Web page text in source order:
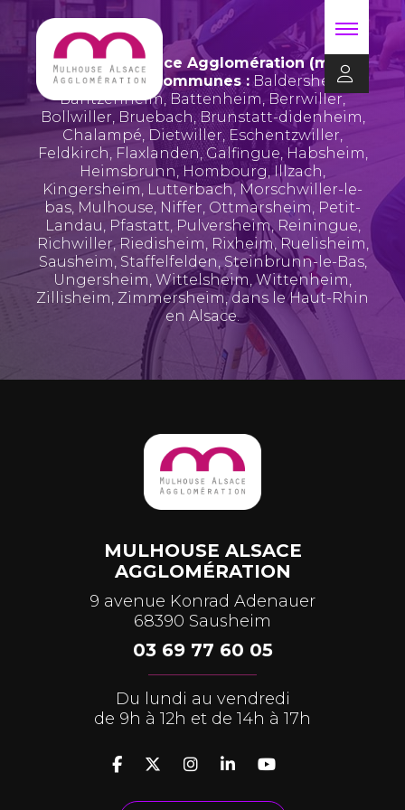
Mulhouse Alsace Agglomération (m2A)
regroupe 39 communes : Baldersheim,
Bantzenheim, Battenheim, Berrwiller,
Bollwiller, Bruebach,Brunstatt-didenheim,
Chalampé, Dietwiller, Eschentzwiller,
Feldkirch, Flaxlanden,Galfingue, Habsheim,
Heimsbrunn, Hombourg,Illzach,
Kingersheim, Lutterbach, Morschwiller-le-
bas, Mulhouse, Niffer, Ottmarsheim, Petit-
Landau, Pfastatt, Pulversheim, Reiningue,
Richwiller,Riedisheim, Rixheim,Ruelisheim,
Sausheim, Staffelfelden, Steinbrunn-le-Bas,
Ungersheim, Wittelsheim,Wittenheim,
Zillisheim, Zimmersheim, dans le Haut-Rhin
en Alsace.
MULHOUSE ALSACE
AGGLOMÉRATION
9 avenue Konrad Adenauer
68390 Sausheim
03 69 77 60 05
Du lundi au vendredi
de 9h à 12h et de 14h à 17h